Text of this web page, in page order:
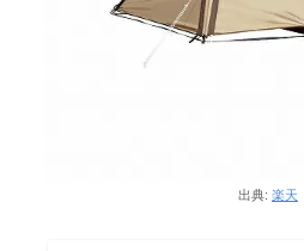
出典: 楽天